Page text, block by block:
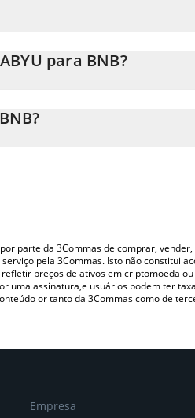
para BNB?
e converterá
parte da 3Commas de comprar,
pela 3Commas. Isto não constitui
preços de ativos em criptomoeda
uma assinatura,e usuários podem ter
or tanto da 3Commas como de
Empresa